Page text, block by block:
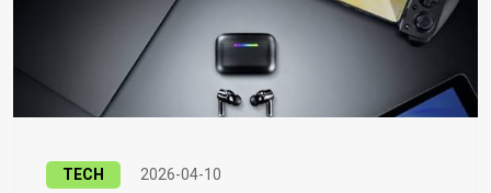
TECH 2026-04-10